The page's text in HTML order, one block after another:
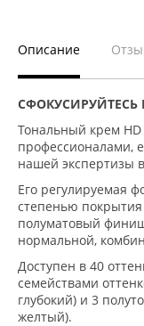
Описание
СФОКУСИРУЙТЕСЬ
Тональный крем
профессионалами,
нашей экспертизы
Его регулируемая
степенью покрытия
полуматовый
нормальной,
Доступен в 40
семействами
глубокий) и 3
желтый).